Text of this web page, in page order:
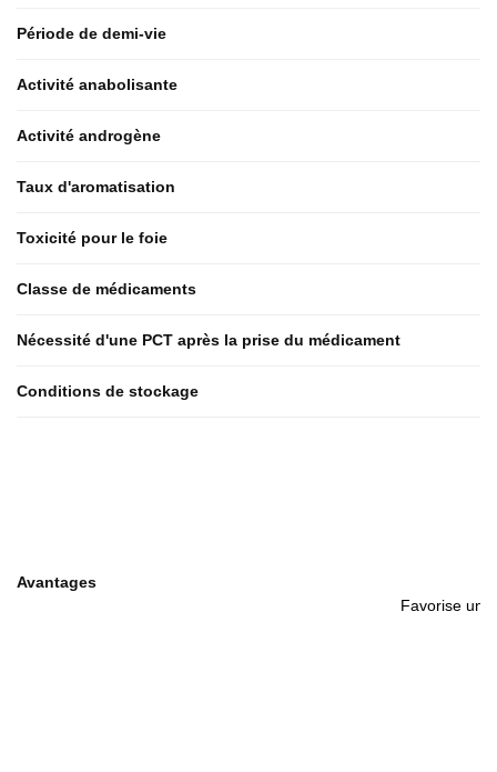
Période de demi-vie
Activité anabolisante
Activité androgène
Taux d'aromatisation
Toxicité pour le foie
Classe de médicaments
Nécessité d'une PCT après la prise du médicament
Conditions de stockage
Avantages
Favorise